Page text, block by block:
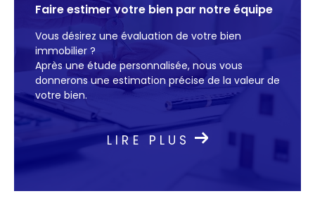
les tendances du marché, notre expertise
vous garantit une évaluation pertinente pour
orienter vos décisions.
Contactez notre agence
immobilière
Prêts à concrétiser votre projet immobilier ?
Contactez l'Agence GTL au 01 39 02 37 02, par
Faire estimer votre bien par notre équipe
Vous désirez une évaluation de votre bien
immobilier ?
Après une étude personnalisée, nous vous
donnerons une estimation précise de la valeur de
votre bien.
LIRE PLUS